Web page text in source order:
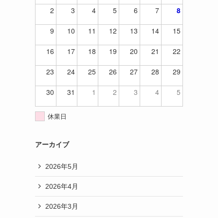
2 3 4 5 6 7 8
9 10 11 12 13 14 15
16 17 18 19 20 21 22
23 24 25 26 27 28 29
30 31 1 2 3 4 5
休業日
アーカイブ
2026年5月
2026年4月
2026年3月